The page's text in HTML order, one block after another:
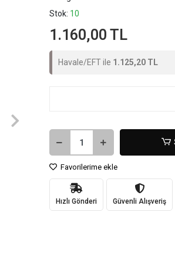
Stok: 10
1.160,00 TL
Havale/EFT ile 1.125,20 TL
Favorilerime ekle
Hızlı Gönderi Güvenli Alışveriş